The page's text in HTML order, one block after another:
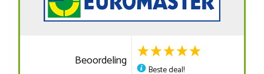
Beoordeling
Beste deal!